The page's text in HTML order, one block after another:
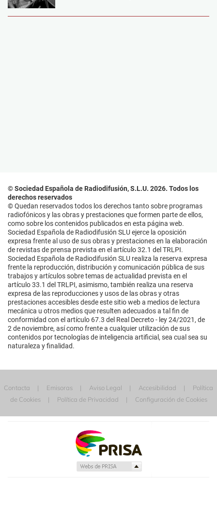
© Sociedad Española de Radiodifusión, S.L.U. 2026. Todos los
derechos reservados
© Quedan reservados todos los derechos tanto sobre programas
radiofónicos y las obras y prestaciones que formen parte de ellos,
como sobre los contenidos publicados en esta página web.
Sociedad Española de Radiodifusión SLU ejerce la oposición
expresa frente al uso de sus obras y prestaciones en la elaboración
de revistas de prensa prevista en el artículo 32.1 del TRLPI.
Sociedad Española de Radiodifusión SLU realiza la reserva expresa
frente la reproducción, distribución y comunicación pública de sus
trabajos y artículos sobre temas de actualidad prevista en el
artículo 33.1 del TRLPI, asimismo, también realiza una reserva
expresa de las reproducciones y usos de las obras y otras
prestaciones accesibles desde este sitio web a medios de lectura
mecánica u otros medios que resulten adecuados a tal fin de
conformidad con el artículo 67.3 del Real Decreto - ley 24/2021, de
2 de noviembre, así como frente a cualquier utilización de sus
contenidos por tecnologías de inteligencia artificial, sea cual sea su
naturaleza y finalidad.
Contacta Emisoras Aviso Legal Accesibilidad
Política
de Cookies
Política de Privacidad Configuración de Cookies